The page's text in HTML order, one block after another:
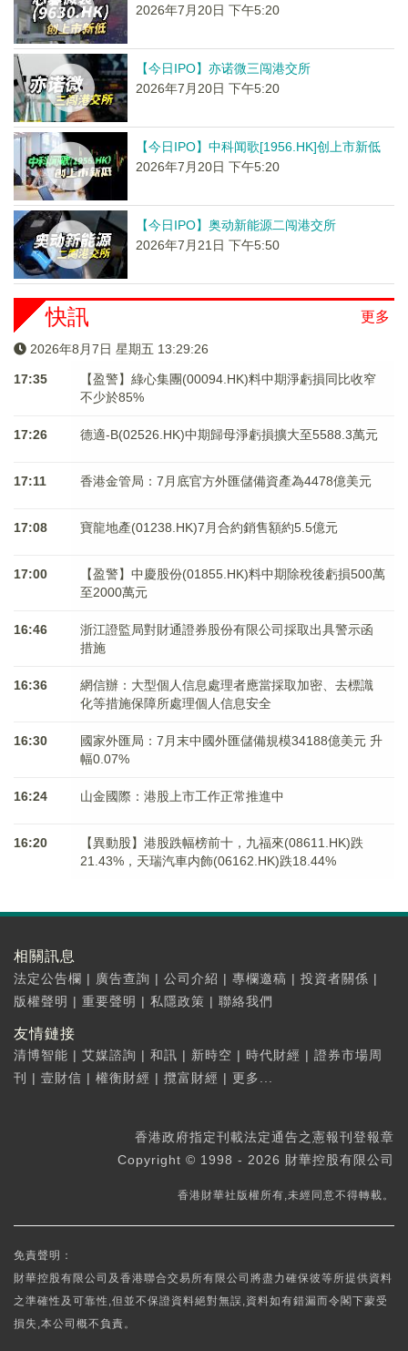
2026年7月20日 下午5:20
【今日IPO】亦诺微三闯港交所
2026年7月20日 下午5:20
【今日IPO】中科闻歌[1956.HK]创上市新低
2026年7月20日 下午5:20
【今日IPO】奥动新能源二闯港交所
2026年7月21日 下午5:50
更多
快訊
2026年8月7日 星期五 13:29:26
17:35
【盈警】綠心集團(00094.HK)料中期淨虧損同比收窄
不少於85%
17:26 德適-B(02526.HK)中期歸母淨虧損擴大至5588.3萬元
17:11 香港金管局：7月底官方外匯儲備資產為4478億美元
17:08 寶龍地產(01238.HK)7月合約銷售額約5.5億元
17:00
【盈警】中慶股份(01855.HK)料中期除稅後虧損500萬
至2000萬元
16:46
浙江證監局對財通證券股份有限公司採取出具警示函
措施
16:36
網信辦：大型個人信息處理者應當採取加密、去標識
化等措施保障所處理個人信息安全
16:30
國家外匯局：7月末中國外匯儲備規模34188億美元 升
幅0.07%
16:24 山金國際：港股上市工作正常推進中
16:20
【異動股】港股跌幅榜前十，九福來(08611.HK)跌
21.43%，天瑞汽車内飾(06162.HK)跌18.44%
相關訊息
法定公告欄 | 廣告查詢 | 公司介紹 | 專欄邀稿 | 投資者關係 |
版權聲明 | 重要聲明 | 私隱政策 | 聯絡我們
友情鏈接
清博智能 | 艾媒諮詢 | 和訊 | 新時空 | 時代財經 | 證券市場周
刊
| 壹財信 | 權衡財經 | 攬富財經 | 更多...
香港政府指定刊載法定通告之憲報刊登報章
Copyright © 1998 - 2026 財華控股有限公司
香港財華社版權所有,未經同意不得轉載。
免責聲明：
財華控股有限公司及香港聯合交易所有限公司將盡力確保彼等所提供資料
之準確性及可靠性,但並不保證資料絕對無誤,資料如有錯漏而令閣下蒙受
損失,本公司概不負責。